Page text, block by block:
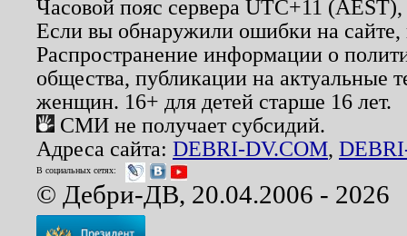
Часовой пояс сервера UTC+11
Если вы обнаружили ошибки на
Распространение информации о
общества, публикации на актуальные
женщин. 16+ для детей старше 16 лет.
СМИ не получает субсидий.
Адреса сайта: DEBRI-DV.COM,
В социальных сетях:
© Дебри-ДВ, 20.04.2006 - 2026